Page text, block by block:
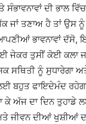
ਸੰਭਾਵਨਾਵਾਂ ਦੀ ਭਾਲ
ਜਾਂ ਤਣਾਅ ਹੈ ਤਾਂ ਉਸ
ਭਾਵਨਾਵਾਂ ਦੱਸੋ,
ਜੇਕਰ ਤੁਸੀਂ ਕੋਈ ਕਲਾ
ਨੂੰ ਸੁਧਾਰੇਗਾ
ਬਹੁਤ ਫਾਇਦੇਮੰਦ
ਅੱਜ ਦਾ ਦਿਨ ਤੁਹਾਡੇ
ਜੀਵਨ ਦੀਆਂ ਖੁਸ਼ੀਆਂ